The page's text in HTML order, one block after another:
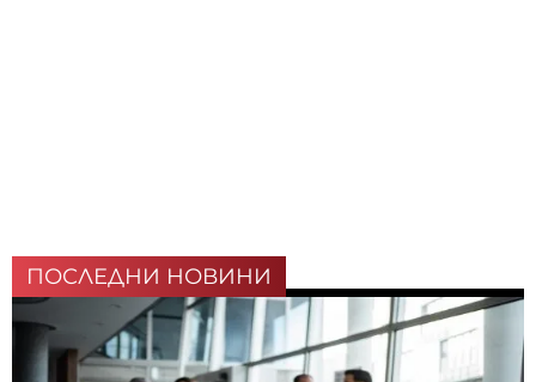
ПОСЛЕДНИ НОВИНИ